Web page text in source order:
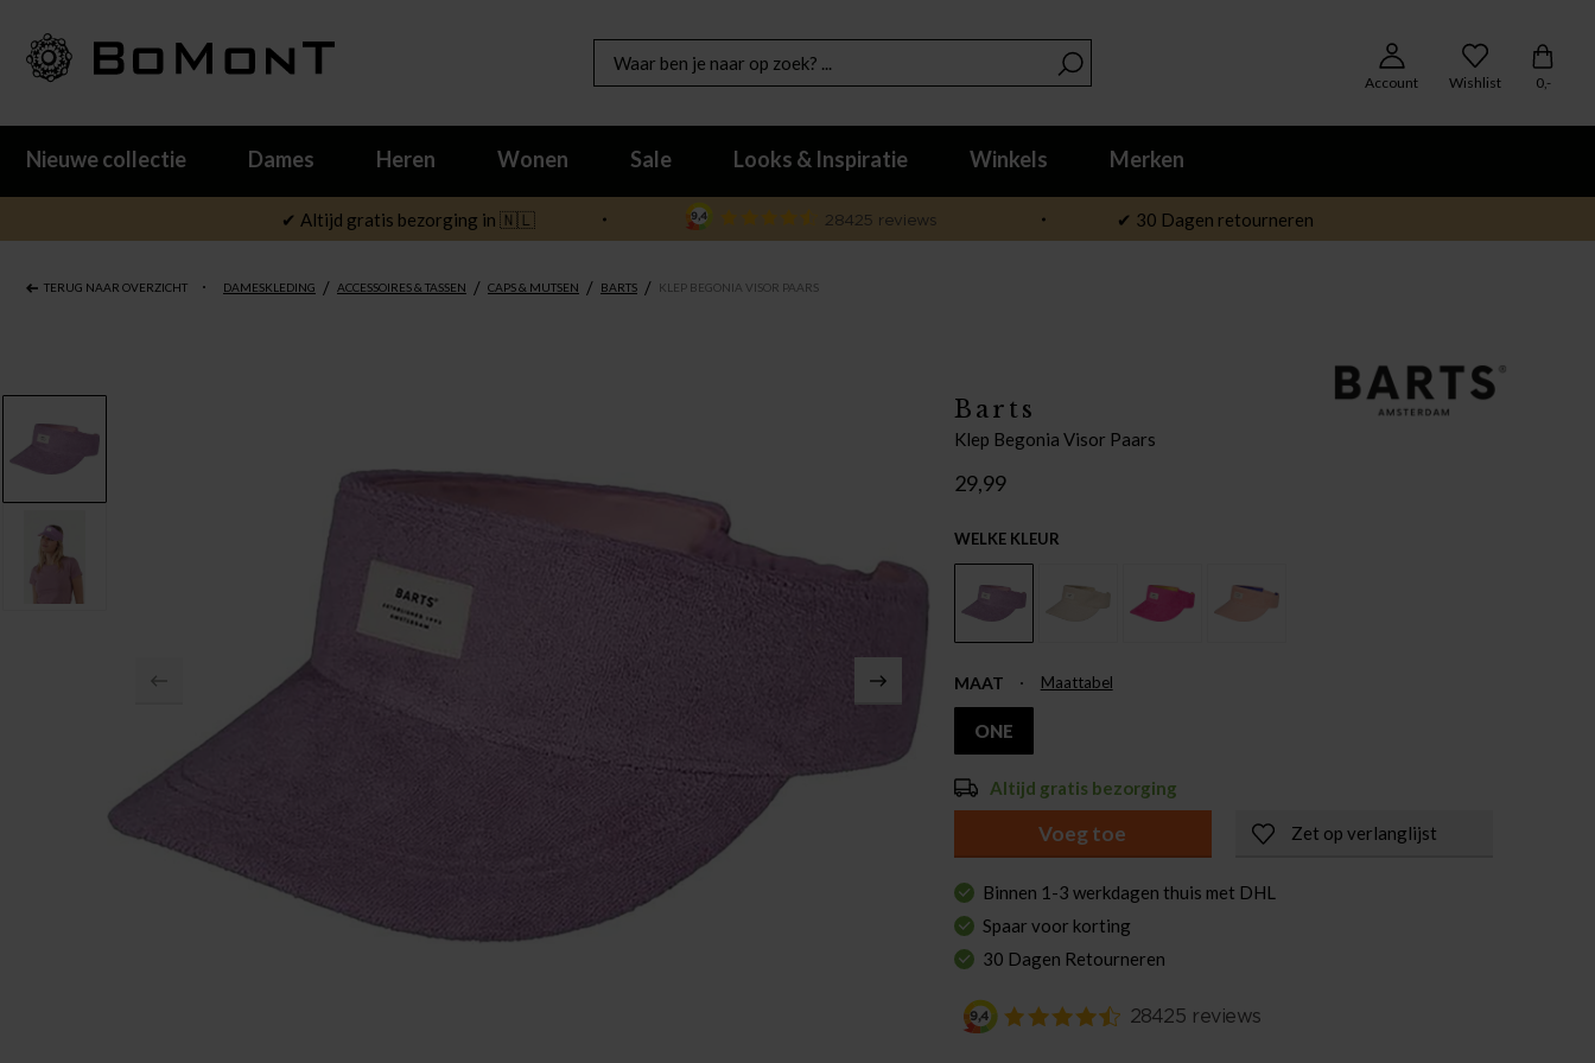
Account Wishlist 0,-
Nieuwe collectie Dames Heren Wonen Sale Looks & Inspiratie Winkels Merken
✔ Altijd gratis bezorging in 🇳🇱 ✔ 30 Dagen retourneren
TERUG NAAR OVERZICHT DAMESKLEDING / ACCESSOIRES & TASSEN / CAPS & MUTSEN / BARTS / KLEP BEGONIA VISOR PAARS
Barts
Klep Begonia Visor Paars
29,99
WELKE KLEUR
MAAT Maattabel
ONE
Altijd gratis bezorging
Voeg toe Zet op verlanglijst
Binnen 1-3 werkdagen thuis met DHL
Spaar voor korting
30 Dagen Retourneren